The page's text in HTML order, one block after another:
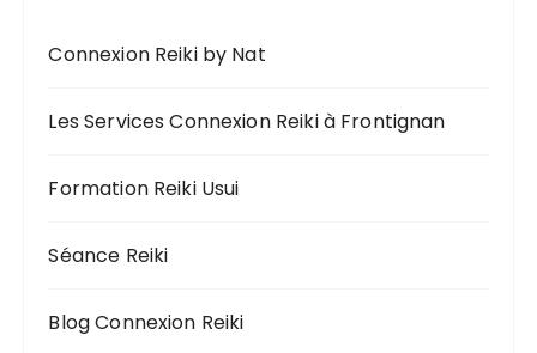
Connexion Reiki by Nat
Les Services Connexion Reiki à Frontignan
Formation Reiki Usui
Séance Reiki
Blog Connexion Reiki